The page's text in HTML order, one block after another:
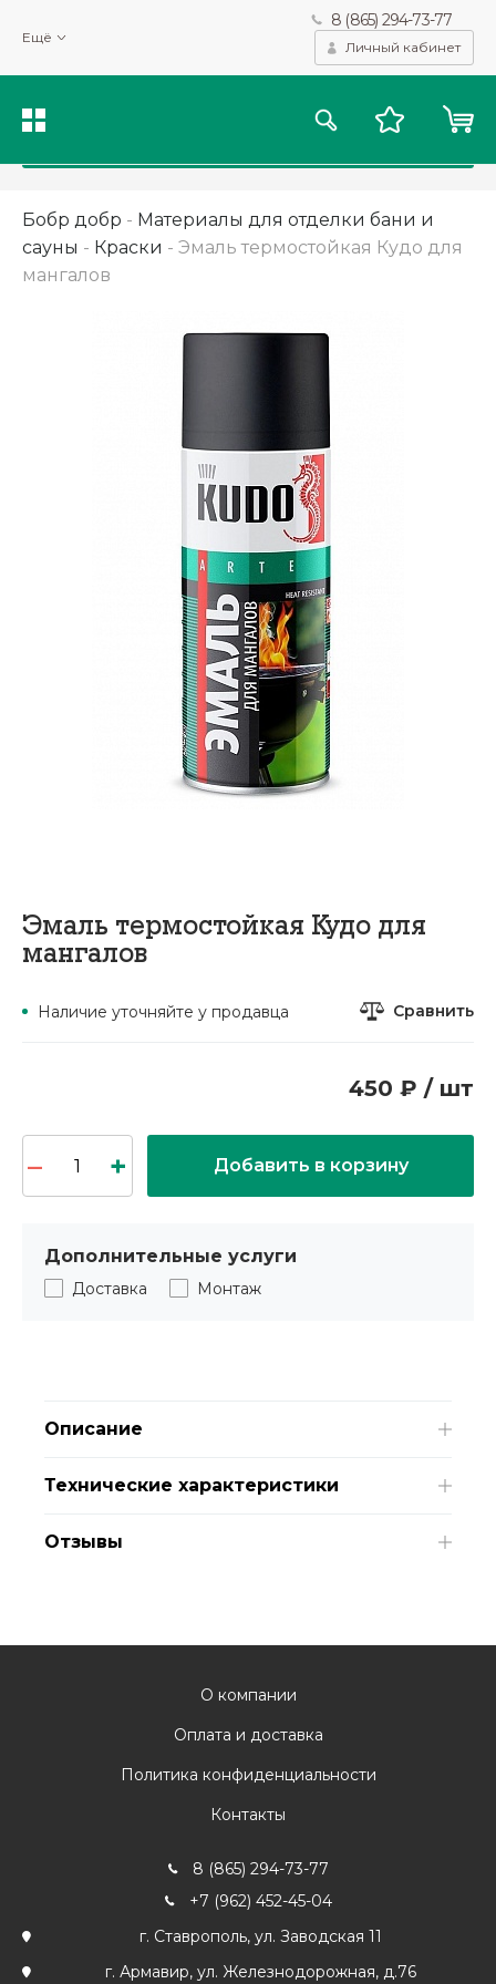
Ещё
8 (865) 294-73-77
Личный кабинет
Бобр добр - Материалы для отделки бани и
сауны - Краски - Эмаль термостойкая Кудо для
мангалов
Эмаль термостойкая Кудо для
мангалов
Наличие уточняйте у продавца Сравнить
450 ₽ / шт
Добавить в корзину
Дополнительные услуги
Доставка Монтаж
Описание
Технические характеристики
Отзывы
О компании
Оплата и доставка
Политика конфиденциальности
Контакты
8 (865) 294-73-77
+7 (962) 452-45-04
г. Ставрополь, ул. Заводская 11
г. Армавир, ул. Железнодорожная, д.76
Мы используем файлы cookie и другие подобные технологии
для получения данных с целью сбора статистики, повышения
качества рекомендаций и предоставления вам возможности
персонализированного просмотра.Подробнее